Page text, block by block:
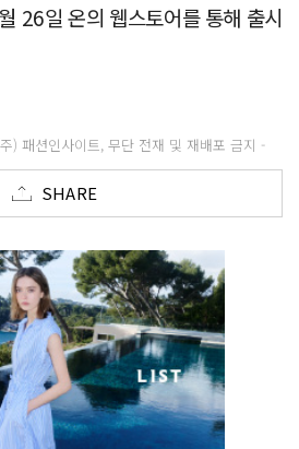
26일 온의 웹스토어를 통해 출시
패션인사이트, 무단 전재 및 재배포 금지 -
SHARE